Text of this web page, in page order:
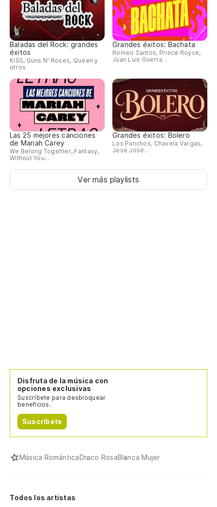
Baladas del Rock: grandes
éxitos
KISS, Guns N' Roses, Queen y
otros
Grandes éxitos: Bachata
Romeo Santos, Prince Royce,
Juan Luis Guerra...
Las 25 mejores canciones
de Mariah Carey
We Belong Together, Fantasy,
Without You...
Grandes éxitos: Bolero
Los Panchos, Chavela Vargas,
José José...
Ver más playlists
Disfruta de la música con
opciones exclusivas
Suscríbete para desbloquear
beneficios.
Suscríbete
Música RománticaDraco RosaBlanca Mujer
Todos los artistas